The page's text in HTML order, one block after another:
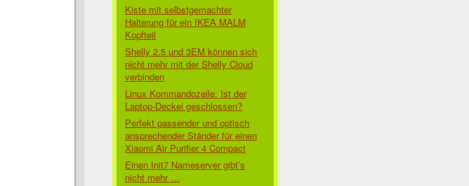
Kiste mit selbstgemachter
Halterung für ein IKEA MALM
Kopfteil
Shelly 2.5 und 3EM können sich
nicht mehr mit der Shelly Cloud
verbinden
Linux Kommandozeile: Ist der
Laptop-Deckel geschlossen?
Perfekt passender und optisch
ansprechender Ständer für einen
Xiaomi Air Purifier 4 Compact
Einen Init7 Nameserver gibt’s
nicht mehr …